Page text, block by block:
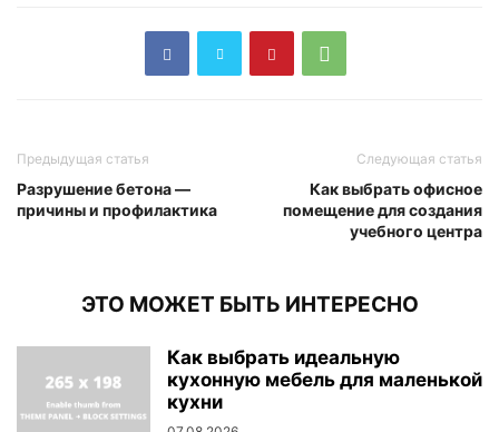
Предыдущая статья
Разрушение бетона —
причины и профилактика
Следующая статья
Как выбрать офисное
помещение для создания
учебного центра
ЭТО МОЖЕТ БЫТЬ ИНТЕРЕСНО
Как выбрать идеальную
кухонную мебель для маленькой
кухни